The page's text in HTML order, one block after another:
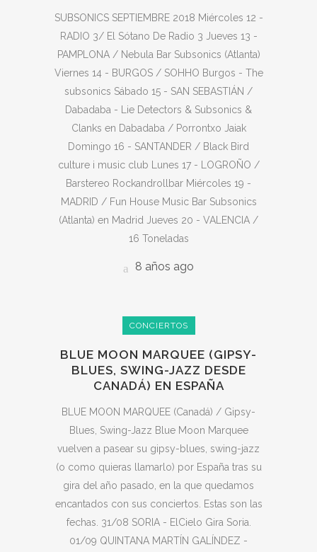
SUBSONICS SEPTIEMBRE 2018 Miércoles 12 -
RADIO 3/ El Sótano De Radio 3 Jueves 13 -
PAMPLONA / Nebula Bar Subsonics (Atlanta)
Viernes 14 - BURGOS / SOHHO Burgos - The
subsonics Sábado 15 - SAN SEBASTIÁN /
Dabadaba - Lie Detectors & Subsonics &
Clanks en Dabadaba / Porrontxo Jaiak
Domingo 16 - SANTANDER / Black Bird
culture i music club Lunes 17 - LOGROÑO /
Barstereo Rockandrollbar Miércoles 19 -
MADRID / Fun House Music Bar Subsonics
(Atlanta) en Madrid Jueves 20 - VALENCIA /
16 Toneladas
8 años ago
CONCIERTOS
BLUE MOON MARQUEE (GIPSY-
BLUES, SWING-JAZZ DESDE
CANADÁ) EN ESPAÑA
BLUE MOON MARQUEE (Canadá) / Gipsy-
Blues, Swing-Jazz Blue Moon Marquee
vuelven a pasear su gipsy-blues, swing-jazz
(o como quieras llamarlo) por España tras su
gira del año pasado, en la que quedamos
encantados con sus conciertos. Estas son las
fechas. 31/08 SORIA - ElCielo Gira Soria.
01/09 QUINTANA MARTÍN GALÍNDEZ -